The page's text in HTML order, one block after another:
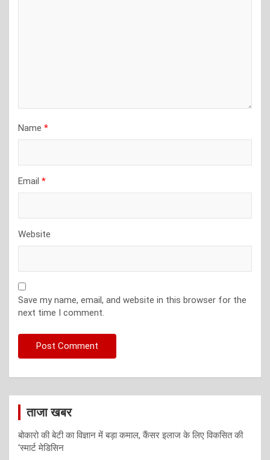
Name *
Email *
Website
Save my name, email, and website in this browser for the
next time I comment.
ताजा खबर
बोकारो की बेटी का विज्ञान में बड़ा कमाल, कैंसर इलाज के लिए विकसित की
‘स्मार्ट मेडिसिन